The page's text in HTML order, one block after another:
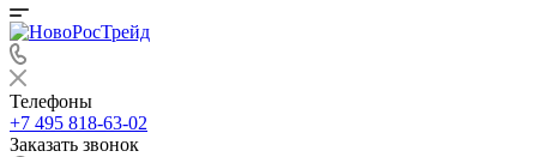
Телефоны
+7 495 818-63-02
Заказать звонок